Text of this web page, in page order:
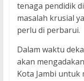
tenaga pendidik
masalah krusial
perlu di perbarui.
Dalam waktu
akan
Kota Jambi untuk